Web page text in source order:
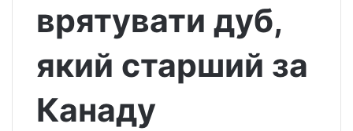
врятувати дуб,
який старший за
Канаду